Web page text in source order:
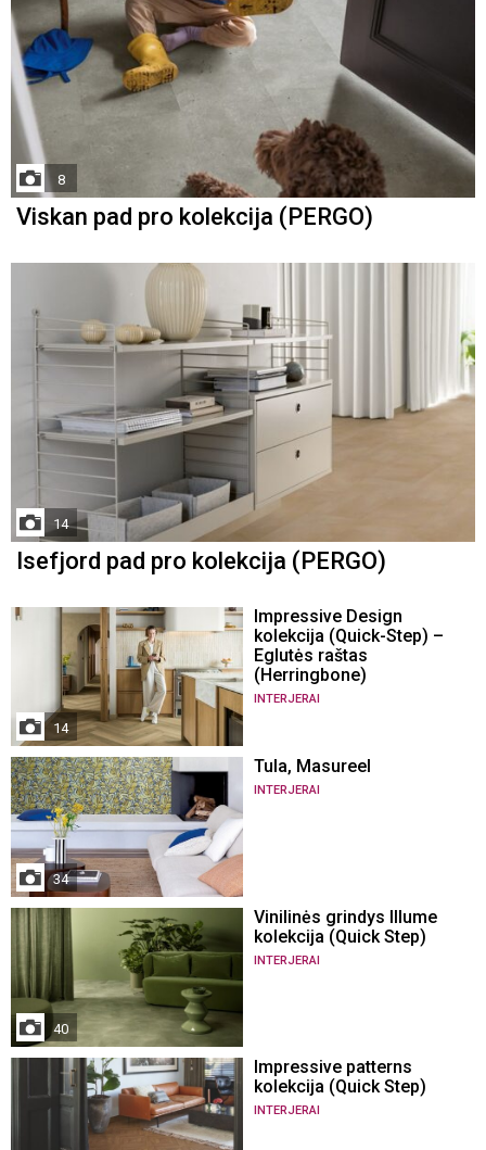
8
Viskan pad pro kolekcija (PERGO)
14
Isefjord pad pro kolekcija (PERGO)
14
Impressive Design
kolekcija (Quick-Step) –
Eglutės raštas
(Herringbone)
INTERJERAI
34
Tula, Masureel
INTERJERAI
40
Vinilinės grindys Illume
kolekcija (Quick Step)
INTERJERAI
Impressive patterns
kolekcija (Quick Step)
INTERJERAI